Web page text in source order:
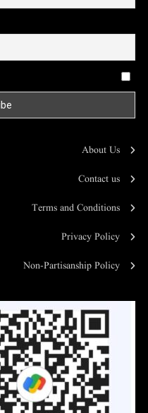
About Us
Contact us
Terms and Conditions
Privacy Policy
Non-Partisanship Policy